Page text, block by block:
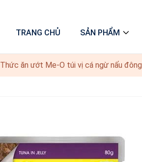
TRANG CHỦ SẢN PHẨM
Thức ăn ướt Me-O túi vị cá ngừ nấu đông